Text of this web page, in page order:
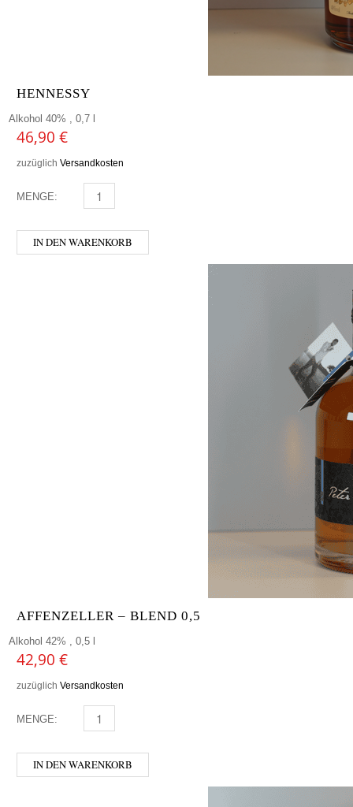
HENNESSY
Alkohol 40% , 0,7 l
46,90 €
zuzüglich Versandkosten
MENGE: HENNESSY MENGE
IN DEN WARENKORB
AFFENZELLER – BLEND 0,5
Alkohol 42% , 0,5 l
42,90 €
zuzüglich Versandkosten
MENGE: AFFENZELLER - BLEND 0,5 MENGE
IN DEN WARENKORB